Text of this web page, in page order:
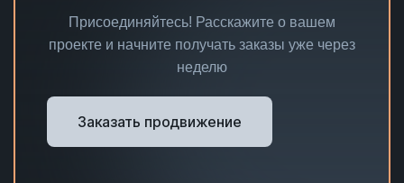
Присоединяйтесь! Расскажите о вашем
проекте и начните получать заказы уже через
неделю
Заказать продвижение